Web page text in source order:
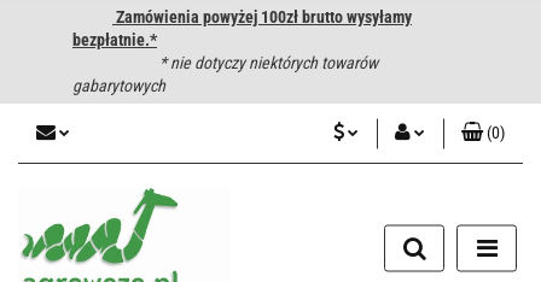
Zamówienia powyżej 100zł brutto wysyłamy
bezpłatnie.*
* nie dotyczy niektórych towarów
gabarytowych
Zarejestruj się
Dodaj zgłoszenie
(0)